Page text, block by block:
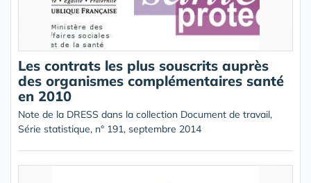
Les contrats les plus souscrits auprès
des organismes complémentaires santé
en 2010
Note de la DRESS dans la collection Document de travail,
Série statistique, n° 191, septembre 2014